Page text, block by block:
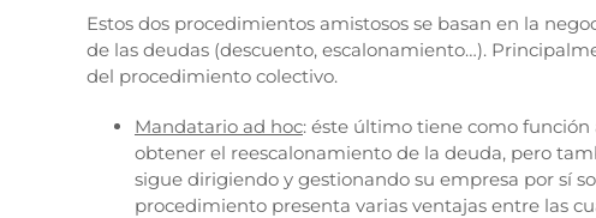
Estos dos procedimientos amistosos se basan en la
de las deudas (descuento, escalonamiento…).
del procedimiento colectivo.
Mandatario ad hoc: éste último tiene como función
obtener el reescalonamiento de la deuda, pero
sigue dirigiendo y gestionando su empresa por sí
procedimiento presenta varias ventajas entre las